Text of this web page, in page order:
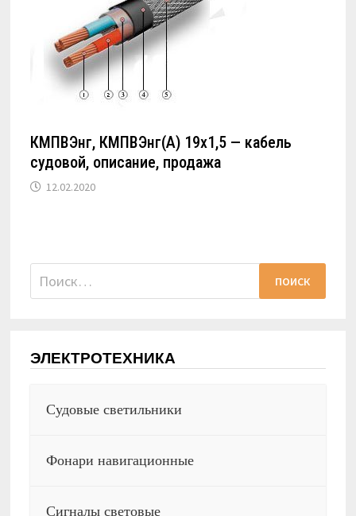
КМПВЭнг, КМПВЭнг(А) 19х1,5 — кабель
судовой, описание, продажа
12.02.2020
Найти:
ЭЛЕКТРОТЕХНИКА
Судовые светильники
Фонари навигационные
Сигналы световые